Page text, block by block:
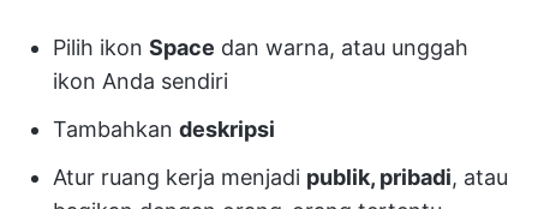
Pilih ikon Space dan warna, atau unggah
ikon Anda sendiri
Tambahkan deskripsi
Atur ruang kerja menjadi publik, pribadi, atau